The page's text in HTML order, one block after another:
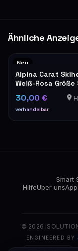
Ähnliche
Neu
Alpina Carat
Weiß-Rosa
cm – Neu in OVP
30,00 €
verhandelbar
Smart
HilfeÜber uns
© 2026
ENGINEERED BY